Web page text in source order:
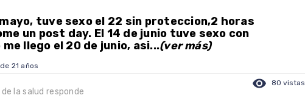
tuve sexo el 22 sin proteccion,2 horas
un post day. El 14 de junio tuve sexo con
llego el 20 de junio, asi...(ver más)
21 años
visibility 80 vistas
la salud responde